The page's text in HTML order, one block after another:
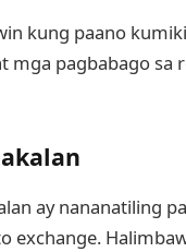
kung paano
mga pagbabago
ay nananatiling
exchange.